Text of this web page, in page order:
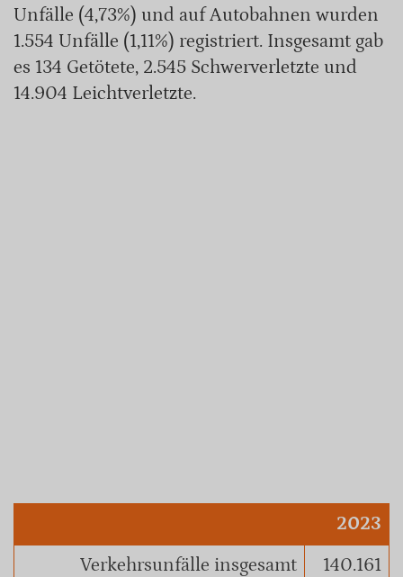
Unfälle (4,73%) und auf Autobahnen wurden
1.554 Unfälle (1,11%) registriert. Insgesamt gab
es 134 Getötete, 2.545 Schwerverletzte und
14.904 Leichtverletzte.
2023
Verkehrsunfälle insgesamt
140.161